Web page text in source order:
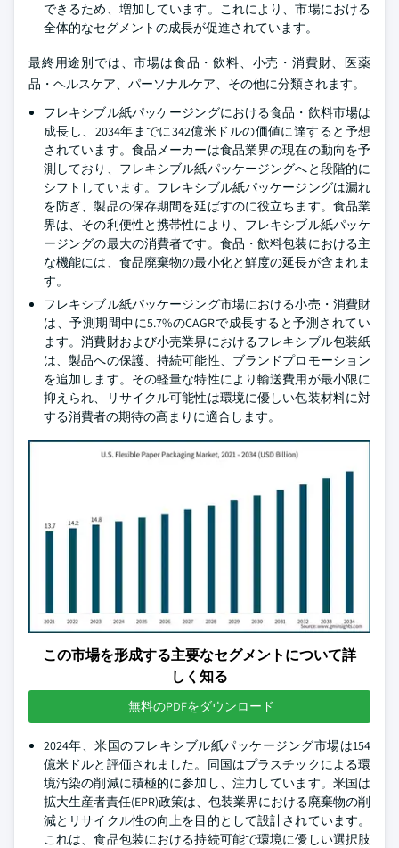
できるため、増加しています。これにより、市場における
全体的なセグメントの成長が促進されています。
最終用途別では、市場は食品・飲料、小売・消費財、医薬
品・ヘルスケア、パーソナルケア、その他に分類されます。
フレキシブル紙パッケージングにおける食品・飲料市場は
成長し、2034年までに342億米ドルの価値に達すると予想
されています。食品メーカーは食品業界の現在の動向を予
測しており、フレキシブル紙パッケージングへと段階的に
シフトしています。フレキシブル紙パッケージングは漏れ
を防ぎ、製品の保存期間を延ばすのに役立ちます。食品業
界は、その利便性と携帯性により、フレキシブル紙パッケ
ージングの最大の消費者です。食品・飲料包装における主
な機能には、食品廃棄物の最小化と鮮度の延長が含まれま
す。
フレキシブル紙パッケージング市場における小売・消費財
は、予測期間中に5.7%のCAGRで成長すると予測されてい
ます。消費財および小売業界におけるフレキシブル包装紙
は、製品への保護、持続可能性、ブランドプロモーション
を追加します。その軽量な特性により輸送費用が最小限に
抑えられ、リサイクル可能性は環境に優しい包装材料に対
する消費者の期待の高まりに適合します。
この市場を形成する主要なセグメントについて詳
しく知る
無料のPDFをダウンロード
2024年、米国のフレキシブル紙パッケージング市場は154
億米ドルと評価されました。同国はプラスチックによる環
境汚染の削減に積極的に参加し、注力しています。米国は
拡大生産者責任(EPR)政策は、包装業界における廃棄物の削
減とリサイクル性の向上を目的として設計されています。
これは、食品包装における持続可能で環境に優しい選択肢